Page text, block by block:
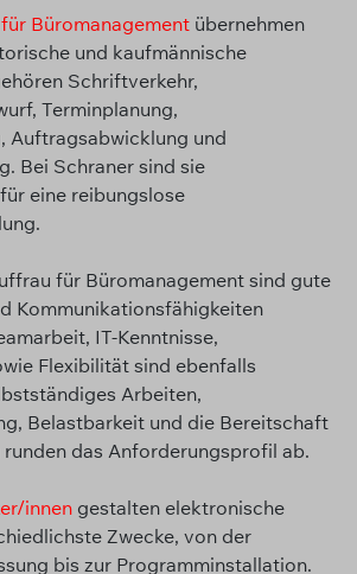
Büromanagement übernehmen
und kaufmännische
Schriftverkehr,
Terminplanung,
Auftragsabwicklung und
Bei Schraner sind sie
eine reibungslose
für Büromanagement sind gute
Kommunikationsfähigkeiten
IT-Kenntnisse,
Flexibilität sind ebenfalls
Arbeiten,
Belastbarkeit und die Bereitschaft
das Anforderungsprofil ab.
innen gestalten elektronische
Zwecke, von der
bis zur Programminstallation.